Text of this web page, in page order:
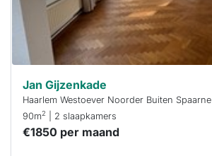
Jan Gijzenkade
Haarlem Westoever Noorder Buiten Spaarne
90m2 | 2 slaapkamers
€1850 per maand